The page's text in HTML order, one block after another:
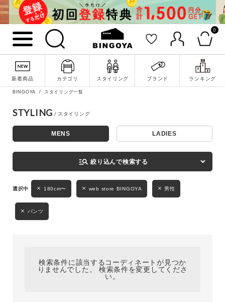
0
新着商品 カテゴリ スタイリング ブランド ランキング
詳細検索
キーワード
性別
MENS LADIES KIDS
BINGOYA スタイリング一覧
STYLING
MENS LADIES
manage_search 絞り込んで検索する
180cm〜 web store BINGOYA 男性
パンツ
検索条件に該当するコーディネートが見つか
りませんでした。 検索条件を変更してくださ
い。